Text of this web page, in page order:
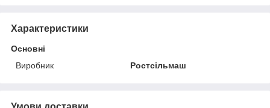
Характеристики
Основні
Виробник
Ростсільмаш